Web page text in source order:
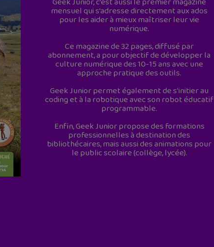
mensuel qui s’adresse directement aux ados
pour les aider à mieux maîtriser leur vie
numérique.
Ce magazine de 32 pages, diffusé par
abonnement, a pour objectif de développer la
culture numérique des 10-15 ans avec une
approche pratique des outils.
Geek Junior permet également de s'initier au
coding et à la robotique avec son robot éducatif
programmable.
Enfin, Geek Junior propose des formations
professionnelles à destination des
bibliothécaires, mais aussi des animations pour
le public scolaire (collège, lycée).